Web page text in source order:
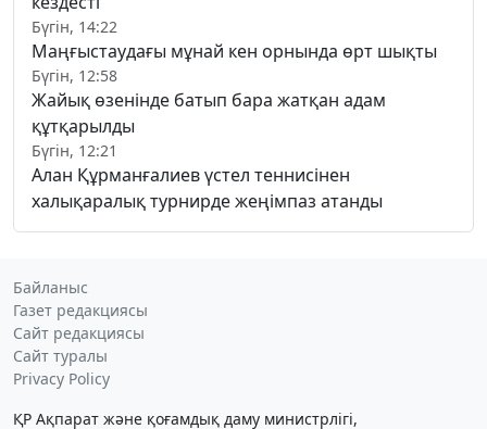
Бүгін, 14:22
Маңғыстаудағы мұнай кен орнында өрт шықты
Бүгін, 12:58
Жайық өзенінде батып бара жатқан адам
құтқарылды
Бүгін, 12:21
Алан Құрманғалиев үстел теннисінен
халықаралық турнирде жеңімпаз атанды
Байланыс
Газет редакциясы
Сайт редакциясы
Сайт туралы
Privacy Policy
ҚР Ақпарат және қоғамдық даму министрлігі,